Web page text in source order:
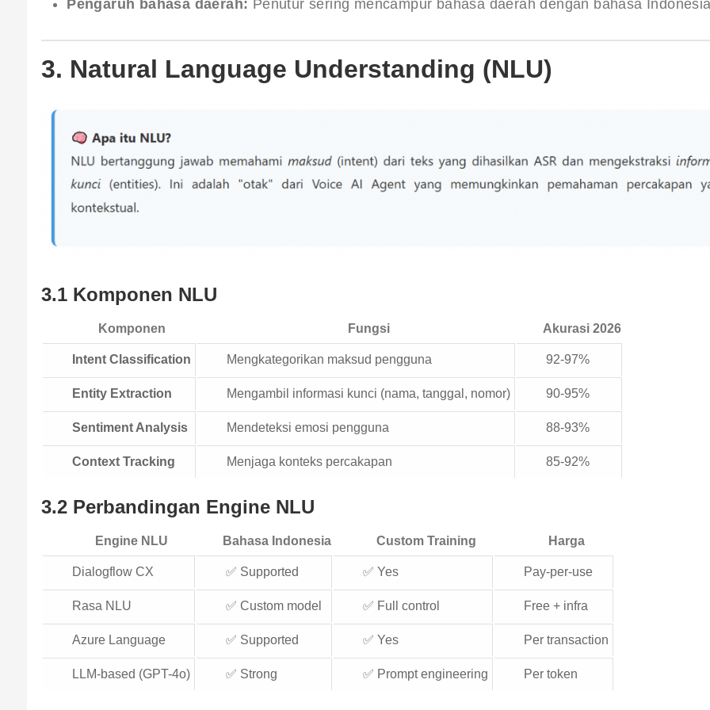
Pengaruh bahasa daerah: Penutur sering mencampur bahasa daerah dengan bahasa
3. Natural Language Understanding (NLU)
3.1 Komponen NLU
Komponen Fungsi Akurasi 2026
Intent Classification Mengkategorikan maksud pengguna 92-97%
Entity Extraction Mengambil informasi kunci (nama, tanggal, nomor) 90-95%
Sentiment Analysis Mendeteksi emosi pengguna 88-93%
Context Tracking Menjaga konteks percakapan 85-92%
3.2 Perbandingan Engine NLU
Engine NLU Bahasa Indonesia Custom Training Harga
Dialogflow CX ✅ Supported ✅ Yes Pay-per-use
Rasa NLU ✅ Custom model ✅ Full control Free + infra
Azure Language ✅ Supported ✅ Yes Per transaction
LLM-based (GPT-4o) ✅ Strong ✅ Prompt engineering Per token